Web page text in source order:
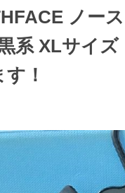
ノー
黒系 XLサイ
！